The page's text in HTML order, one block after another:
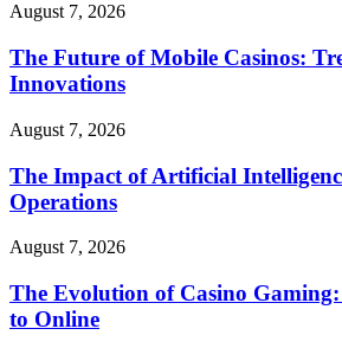
August 7, 2026
The Future of Mobile Casinos:
Innovations
August 7, 2026
The Impact of Artificial
Operations
August 7, 2026
The Evolution of Casino
to Online